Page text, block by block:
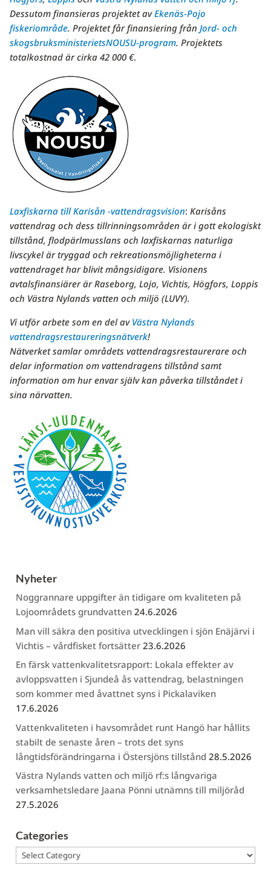
Dessutom finansieras projektet avEkenäs-Pojo
fiskeriområde. Projektet får finansiering från Jord- och
skogsbruksministerietsNOUSU-program. Projektets
totalkostnad är cirka 42 000 €.
Laxfiskarna till Karisån -vattendragsvision: Karisåns
vattendrag och dess tillrinningsområden är i gott ekologiskt
tillstånd, flodpärlmusslans och laxfiskarnas naturliga
livscykel är tryggad och rekreationsmöjligheterna i
vattendraget har blivit mångsidigare. Visionens
avtalsfinansiärer är Raseborg, Lojo, Vichtis, Högfors, Loppis
och Västra Nylands vatten och miljö (LUVY).
Vi utför arbete som en del av Västra Nylands
vattendragsrestaureringsnätverk!
Nätverket samlar områdets vattendragsrestaurerare och
delar information om vattendragens tillstånd samt
information om hur envar själv kan påverka tillståndet i
sina närvatten.
Nyheter
Noggrannare uppgifter än tidigare om kvaliteten på
Lojoområdets grundvatten 24.6.2026
Man vill säkra den positiva utvecklingen i sjön Enäjärvi i
Vichtis – vårdfisket fortsätter 23.6.2026
En färsk vattenkvalitetsrapport: Lokala effekter av
avloppsvatten i Sjundeå ås vattendrag, belastningen
som kommer med åvattnet syns i Pickalaviken
17.6.2026
Vattenkvaliteten i havsområdet runt Hangö har hållits
stabilt de senaste åren – trots det syns
långtidsförändringarna i Östersjöns tillstånd 28.5.2026
Västra Nylands vatten och miljö rf:s långvariga
verksamhetsledare Jaana Pönni utnämns till miljöråd
27.5.2026
Categories
Categories